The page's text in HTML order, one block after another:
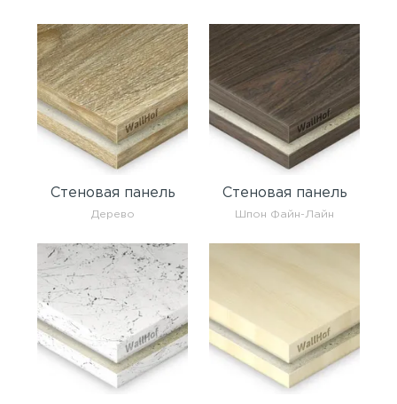
Стеновая панель
Дерево
Стеновая панель
Шпон Файн-Лайн